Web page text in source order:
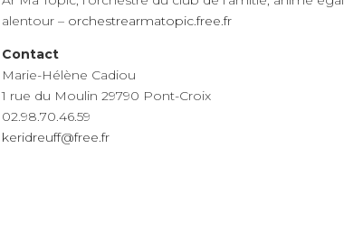
alentour – orchestrearmatopic.free.fr
Contact
Marie-Hélène Cadiou
1 rue du Moulin 29790 Pont-Croix
02.98.70.46.59
keridreuff@free.fr